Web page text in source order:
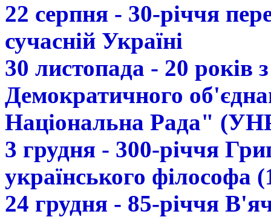
22 серпня - 30-річчя
сучасній Україні
30 листопада - 20 років
Демократичного
Національна Рада"
3 грудня - 300-річчя
українського філософа
24 грудня - 85-річчя